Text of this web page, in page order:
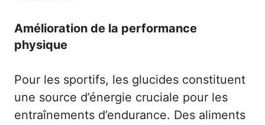
Amélioration de la performance
physique
Pour les sportifs, les glucides constituent
une source d’énergie cruciale pour les
entraînements d’endurance. Des aliments